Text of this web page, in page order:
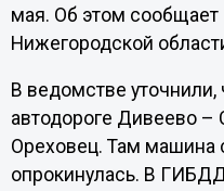
мая. Об этом
Нижегородской
В ведомстве
автодороге Дивеево –
Ореховец. Там машина
опрокинулась. В